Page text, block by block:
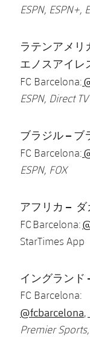
ESPN, ESPN+,
ラテンアメリ
エノスアイレ
FC Barcelona:
ESPN, Direct TV
ブラジル – ブ
FC Barcelona:
ESPN, FOX
アフリカ – ダ
FC Barcelona:
StarTimes App
イングランド
FC Barcelona:
@fcbarcelona,
Premier